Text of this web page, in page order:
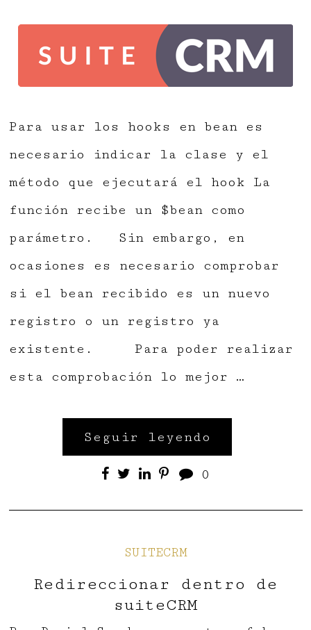
Para usar los hooks en bean es
necesario indicar la clase y el
método que ejecutará el hook La
función recibe un $bean como
parámetro. Sin embargo, en
ocasiones es necesario comprobar
si el bean recibido es un nuevo
registro o un registro ya
existente. Para poder realizar
esta comprobación lo mejor …
Seguir leyendo
0
SUITECRM
Redireccionar dentro de
suiteCRM